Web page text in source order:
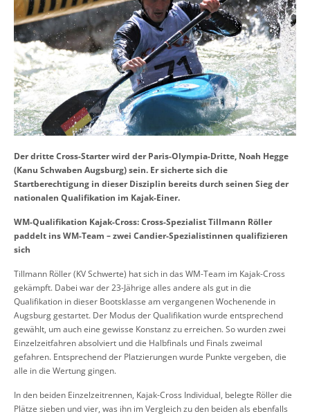
Der dritte Cross-Starter wird der Paris-Olympia-Dritte, Noah Hegge
(Kanu Schwaben Augsburg) sein. Er sicherte sich die
Startberechtigung in dieser Disziplin bereits durch seinen Sieg der
nationalen Qualifikation im Kajak-Einer.
WM-Qualifikation Kajak-Cross: Cross-Spezialist Tillmann Röller
paddelt ins WM-Team – zwei Candier-Spezialistinnen qualifizieren
sich
Tillmann Röller (KV Schwerte) hat sich in das WM-Team im Kajak-Cross
gekämpft. Dabei war der 23-Jährige alles andere als gut in die
Qualifikation in dieser Bootsklasse am vergangenen Wochenende in
Augsburg gestartet. Der Modus der Qualifikation wurde entsprechend
gewählt, um auch eine gewisse Konstanz zu erreichen. So wurden zwei
Einzelzeitfahren absolviert und die Halbfinals und Finals zweimal
gefahren. Entsprechend der Platzierungen wurde Punkte vergeben, die
alle in die Wertung gingen.
In den beiden Einzelzeitrennen, Kajak-Cross Individual, belegte Röller die
Plätze sieben und vier, was ihn im Vergleich zu den beiden als ebenfalls